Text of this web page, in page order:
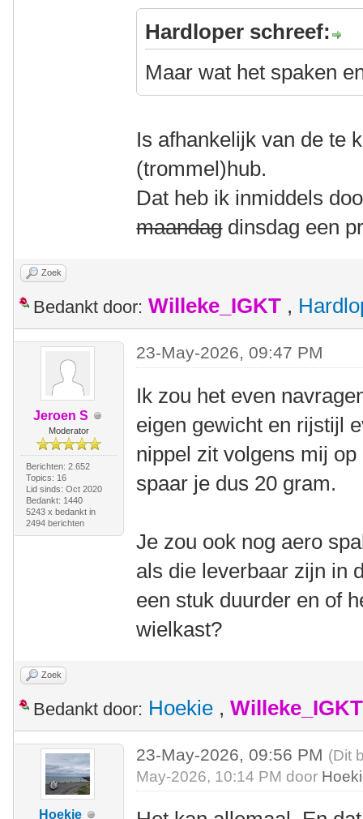
Hardloper schreef:
Maar wat het spaken
Is afhankelijk van de te
(trommel)hub.
Dat heb ik inmiddels
maandagdinsdag een
Zoek
Bedankt door: Willeke_IGKT ,
Jeroen S
Moderator
Berichten: 2.652
Topics: 16
Lid sinds: Oct 2020
Bedankt: 1440
5243 x bedankt in
2494 berichten
23-May-2026, 09:47 PM
Ik zou het even
eigen gewicht en rijstijl
nippel zit volgens mij
spaar je dus 20 gram.
Je zou ook nog aero
als die leverbaar zijn in
een stuk duurder en of
wielkast?
Zoek
Bedankt door: Hoekie , Willeke_IGKT
Hoekie
23-May-2026, 09:56 PM (Dit
May-2026, 10:14 PM door